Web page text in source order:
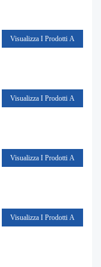
Visualizza I Prodotti A
Visualizza I Prodotti A
Visualizza I Prodotti A
Visualizza I Prodotti A